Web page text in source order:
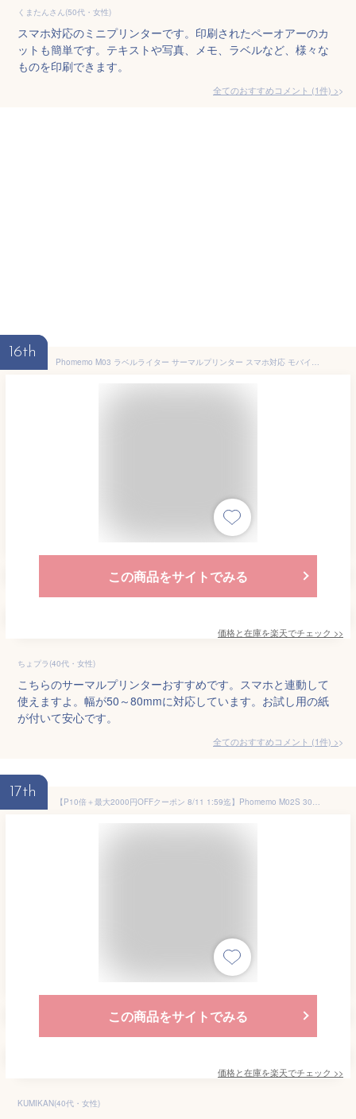
くまたんさん(50代・女性)
スマホ対応のミニプリンターです。印刷されたペーオアーのカ
ットも簡単です。テキストや写真、メモ、ラベルなど、様々な
ものを印刷できます。
全てのおすすめコメント (1件) >
16th
Phomemo M03 ラベルライター サーマルプリンター スマホ対応 モバイルプリンター 53mm・80mm用紙 色選べる ポータブル型 収納管理 Type-C高速充電 小型 持ち運び コンパクト iPhone＆android対応 日本語説明書 フォメモ公式
この商品をサイトでみる
価格と在庫を楽天でチェック >>
ちょプラ(40代・女性)
こちらのサーマルプリンターおすすめです。スマホと連動して
使えますよ。幅が50～80mmに対応しています。お試し用の紙
が付いて安心です。
全てのおすすめコメント (1件) >
17th
【P10倍＋最大2000円OFFクーポン 8/11 1:59迄】Phomemo M02S 304dpi サーマルプリンター ミニプリンター スマホ インク不要 フォトプリンター Bluetooth接続 15/25/53mm幅対応 プレゼント 写真 メモ 手帳 家計簿 領収書 ノート 整理収納 ロール紙1個付 日本語対応
この商品をサイトでみる
価格と在庫を楽天でチェック >>
KUMIKAN(40代・女性)